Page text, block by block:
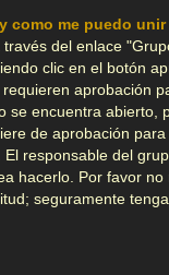
como me puedo
del enlace
clic en el botón
aprobación
se encuentra abierto,
de aprobación
responsable del
hacerlo. Por favor
seguramente